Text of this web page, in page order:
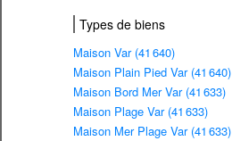
Types de biens
Maison Var (41 640)
Maison Plain Pied Var (41 640)
Maison Bord Mer Var (41 633)
Maison Plage Var (41 633)
Maison Mer Plage Var (41 633)